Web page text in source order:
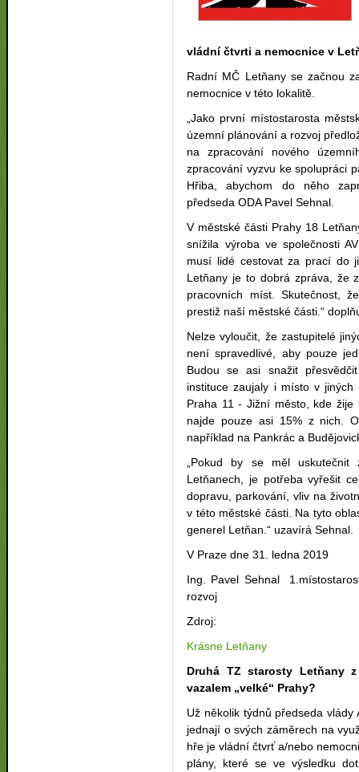
vládní čtvrti a nemocnice v
Radní MČ Letňany se začnou
nemocnice v této lokalitě.
„Jako první místostarosta
územní plánování a rozvoj
na zpracování nového
zpracování vyzvu ke spolupráci
Hřiba, abychom do něho
předseda ODA Pavel Sehnal.
V městské části Prahy 18
snížila výroba ve společnosti
musí lidé cestovat za prací do
Letňany je to dobrá zpráva, že
pracovních míst. Skutečnost,
prestiž naší městské části.“
Nelze vyloučit, že zastupitelé
není spravedlivé, aby pouze
Budou se asi snažit
instituce zaujaly i místo v
Praha 11 - Jižní město, kde
najde pouze asi 15% z nich.
například na Pankrác a
„Pokud by se měl
Letňanech, je potřeba vyřešit
dopravu, parkování, vliv na
v této městské části. Na tyto
generel Letňan.“ uzavírá Sehnal.
V Praze dne 31. ledna 2019
Ing. Pavel Sehnal
rozvoj
Zdroj:
Krásne Letňany
Druhá TZ starosty Letňany
vazalem „velké“ Prahy?
Už několik týdnů předseda
jednají o svých záměrech na
hře je vládní čtvrť a/nebo
plány, které se ve výsledku